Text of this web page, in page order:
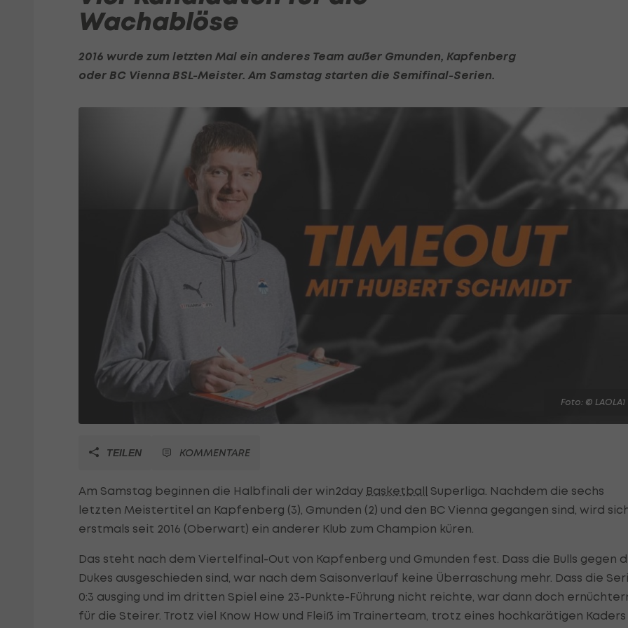
Wachablöse
2016 wurde zum letzten Mal ein anderes Team außer Gmunden, Kapfenberg
oder BC Vienna BSL-Meister. Am Samstag starten die Semifinal-Serien.
Foto: © LAOLA1
TEILEN KOMMENTARE
Am Samstag beginnen die Halbfinali der win2day Basketball Superliga. Nachdem die sechs
letzten Meistertitel an Kapfenberg (3), Gmunden (2) und den BC Vienna gegangen sind, wird
erstmals seit 2016 (Oberwart) ein anderer Klub zum Champion küren.
Das steht nach dem Viertelfinal-Out von Kapfenberg und Gmunden fest. Dass die Bulls gegen
Dukes ausgeschieden sind, war nach dem Saisonverlauf keine Überraschung mehr. Dass die
0:3 ausging und im dritten Spiel eine 23-Punkte-Führung nicht reichte, war dann doch
für die Steirer. Trotz viel Know How und Fleiß im Trainerteam, trotz eines hochkarätigen Kaders